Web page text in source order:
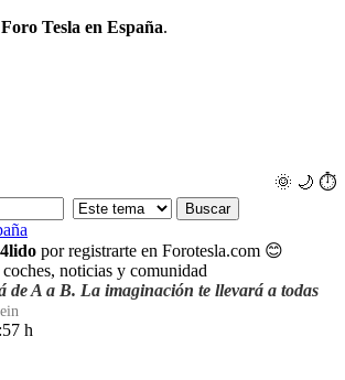
Foro Tesla en España.
🌞 🌙 ⏱️
por registrarte en Forotesla.com 😊
noticias y comunidad
de A a B. La imaginación te llevará a todas
h